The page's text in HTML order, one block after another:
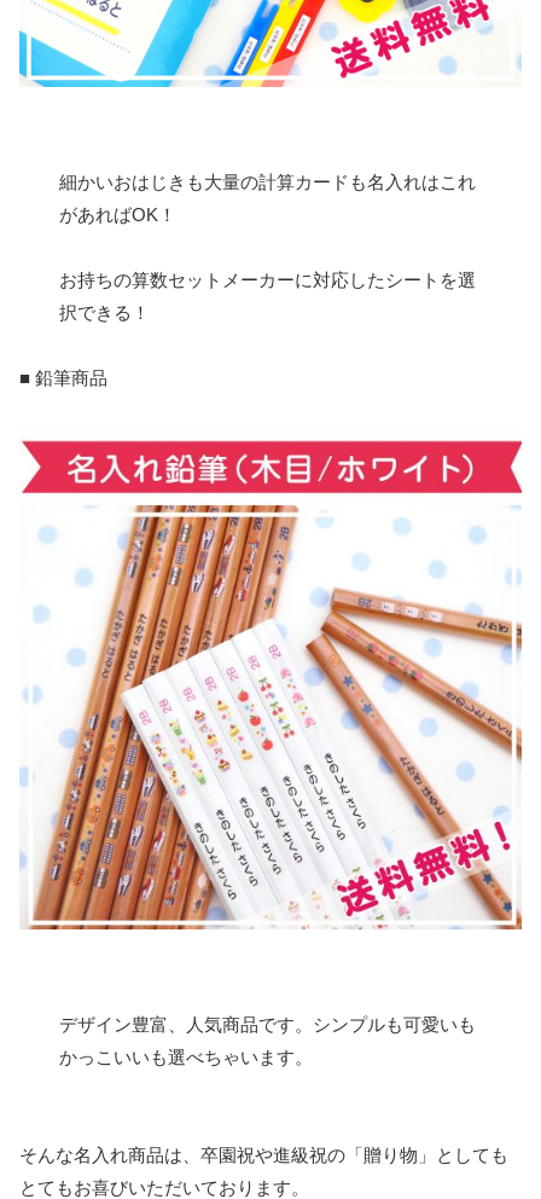
細かいおはじきも大量の計算カードも名入れはこれ
があればOK！
お持ちの算数セットメーカーに対応したシートを選
択できる！
■ 鉛筆商品
デザイン豊富、人気商品です。シンプルも可愛いも
かっこいいも選べちゃいます。
そんな名入れ商品は、卒園祝や進級祝の「贈り物」としても
とてもお喜びいただいております。